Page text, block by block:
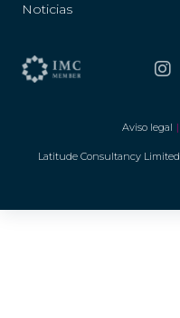
Noticias
Aviso legal |
Latitude Consultancy Limited